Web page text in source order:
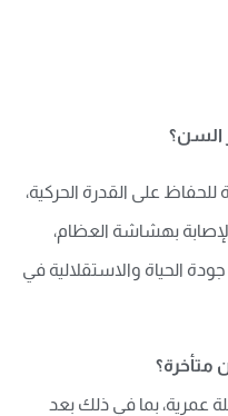
على القدرة الحركية،
بهشاشة العظام،
الحياة والاستقلالية في
عمرية، بما في ذلك بعد